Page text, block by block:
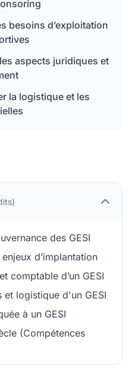
besoins d’exploitation
aspects juridiques et
la logistique et les
des GESI
d’implantation
comptable d’un GESI
et logistique d'un GESI
à un GESI
(Compétences